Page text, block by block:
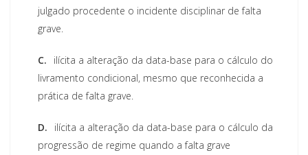
julgado procedente o incidente disciplinar de falta
grave.
C.
ilícita a alteração da data-base para o cálculo do
livramento condicional, mesmo que reconhecida a
prática de falta grave.
D.
ilícita a alteração da data-base para o cálculo da
progressão de regime quando a falta grave